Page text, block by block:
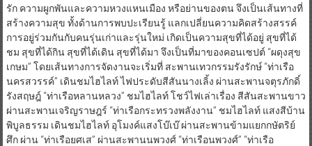
รัก ความผูกพันและความหวงแหนเมือง หรือย่านของตน จึงเป็นเส้นทางที่
สร้างความสุข ทั้งด้านการพบปะเรียนรู้ แลกเปลี่ยนความคิดสร้างสรรค์
การอยู่ร่วมกันกับคนรุ่นเก่าและรุ่นใหม่ เกิดเป็นความสุขที่ได้อยู่ สุขที่ได้
ชม สุขที่ได้กิน สุขที่ได้เดิน สุขที่ได้มา จึงเป็นที่มาของคอนเซปต์ “ผดุงสุข
เกษม” โดยเส้นทางการจัดงานจะเริ่มที่ สะพานเทวกรรมรังรักษ์ “ท่าเรือ
นครสวรรค์” เดินชมไฮไลท์ ไฟประดับสีสันนางเลิ้ง ผ่านสะพานจตุรภักดิ์
รังสฤษฎ์ “ท่าเรือหลานหลวง” ชมไฮไลท์ โชว์ไฟเล่าเรื่อง สีสันสะพานขาว
ผ่านสะพานเจริญราษฎร์ “ท่าเรือกระทรวงพลังงาน” ชมไฮไลท์ แสงสีบ้าน
พิบูลธรรม เดินชมไฮไลท์ อุโมงค์แสงโบ๊เบ๊ ผ่านสะพานข้ามแยกกษัตริย์
ศึก ผ่าน “ท่าเรือยศเส” ผ่านสะพานนพวงศ์ “ท่าเรือนพวงศ์” “ท่าเรือ